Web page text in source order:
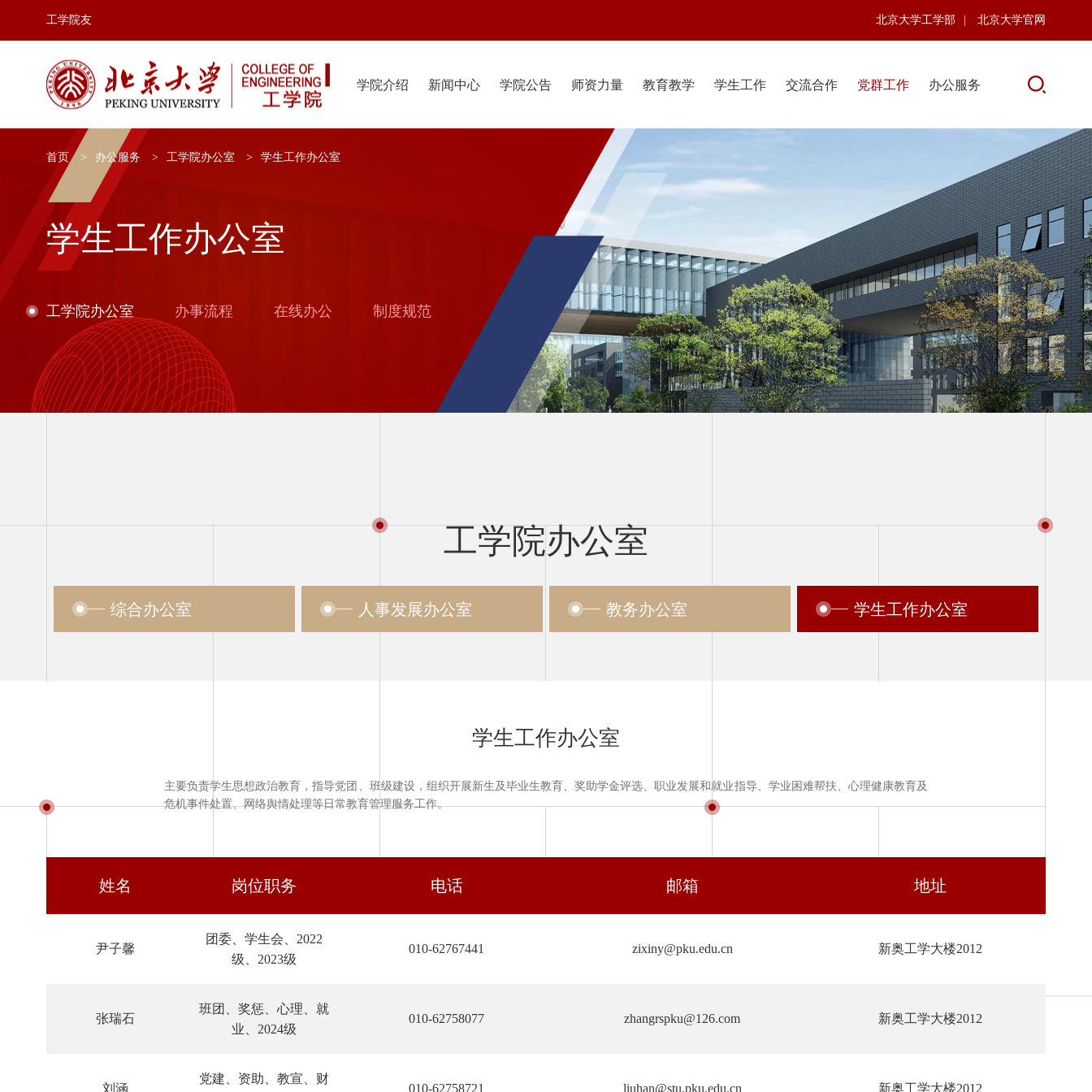
工学院友 北京大学工学部 北京大学官网
学院介绍 新闻中心 学院公告 师资力量 教育教学 学生工作 交流合作 党群工作 办公服务
首页 办公服务 工学院办公室 学生工作办公室
学生工作办公室
工学院办公室 办事流程 在线办公 制度规范
工学院办公室
综合办公室 人事发展办公室 教务办公室 学生工作办公室
学生工作办公室
主要负责学生思想政治教育，指导党团、班级建设，组织开展新生及毕业生教育、奖助学金评选、职业发展和就业指导、学业困难帮扶、心理健康教育及
危机事件处置、网络舆情处理等日常教育管理服务工作。
姓名 岗位职务 电话 邮箱 地址
尹子馨
团委、学生会、2022
级、2023级
010-62767441 zixiny@pku.edu.cn 新奥工学大楼2012
张瑞石
班团、奖惩、心理、就
业、2024级
010-62758077 zhangrspku@126.com 新奥工学大楼2012
刘涵
党建、资助、教宣、财
010-62758721 liuhan@stu.pku.edu.cn 新奥工学大楼2012